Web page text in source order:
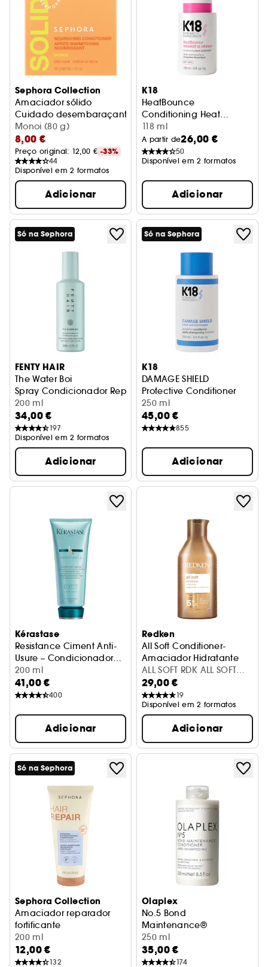
Sephora Collection
Amaciador sólido
Cuidado desembaraçante
Monoi (80 g)
8,00 €
Preço original: 12,00 € -33%
44
Disponível em 2 formatos
Adicionar
K18
HeatBounce
Conditioning Heat
Protectant
Condicionador de proteção
118 ml
A partir de26,00 €
50
Disponível em 2 formatos
Adicionar
Só na Sephora
FENTY HAIR
The Water Boi
Spray Condicionador Reparador sem Enxaguamento
200 ml
34,00 €
197
Disponível em 2 formatos
Adicionar
Só na Sephora
K18
DAMAGE SHIELD
Protective Conditioner
Protege contra danos
250 ml
45,00 €
855
Adicionar
Kérastase
Resistance Ciment Anti-
Usure – Condicionador
reconstrutor
200 ml
41,00 €
400
Adicionar
Redken
All Soft Conditioner-
Amaciador Hidratante
ALL SOFT RDK ALL SOFT
COND 250ML 2017 US
29,00 €
19
Disponível em 2 formatos
Adicionar
Só na Sephora
Sephora Collection
Amaciador reparador
fortificante
Produto reparador
200 ml
12,00 €
132
Olaplex
No.5 Bond
Maintenance®
Condicionador
250 ml
35,00 €
174